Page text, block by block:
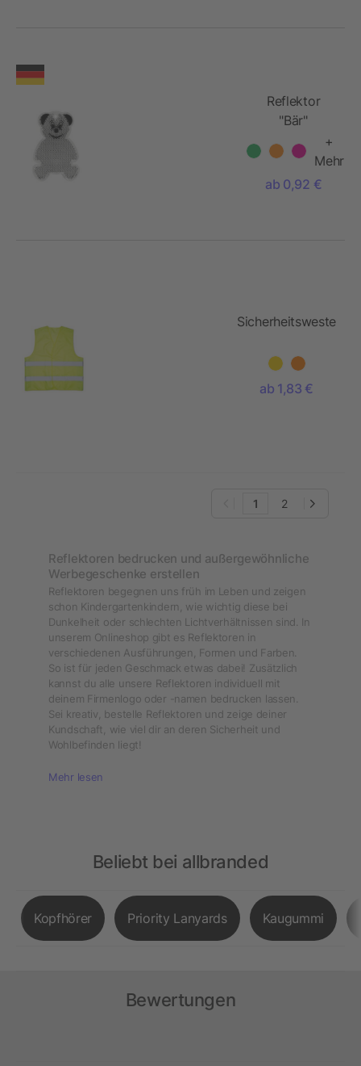
Reflektor
"Bär"
+
Mehr
ab 0,92 €
Sicherheitsweste
ab 1,83 €
1 2
Reflektoren bedrucken und außergewöhnliche
Werbegeschenke erstellen
Reflektoren begegnen uns früh im Leben und zeigen
schon Kindergartenkindern, wie wichtig diese bei
Dunkelheit oder schlechten Lichtverhältnissen sind. In
unserem Onlineshop gibt es Reflektoren in
verschiedenen Ausführungen, Formen und Farben.
So ist für jeden Geschmack etwas dabei! Zusätzlich
kannst du alle unsere Reflektoren individuell mit
deinem Firmenlogo oder -namen bedrucken lassen.
Sei kreativ, bestelle Reflektoren und zeige deiner
Kundschaft, wie viel dir an deren Sicherheit und
Wohlbefinden liegt!
Mehr lesen
Beliebt bei allbranded
Kopfhörer Priority Lanyards Kaugummi
Bewertungen